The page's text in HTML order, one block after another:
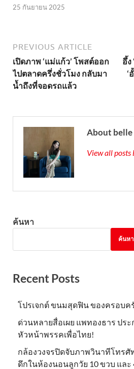
25 กันยายน 2025
PREVIOUS ARTICLE
เปิดภาพ ‘แม่แก้ว’ โพสต์ออก
ไปตลาดครึ่งชั่วโมง กลับมา
น้ำถึงที่จอดรถแล้ว
อึ้ง
‘
About
View all
ค้นหา
ค้นหา
Recent Posts
โปรเจกต์ ขนมสุดฟิน ของครอบค
ด่วนหลายสื่อเผย แพทองธาร ปร
หัวหน้าพรรคเพื่อไทย!
กล้องวงจรปิดจับภาพวินาทีโทรศั
ดึกในห้องนอนลูกวัย 10 ขวบ และ